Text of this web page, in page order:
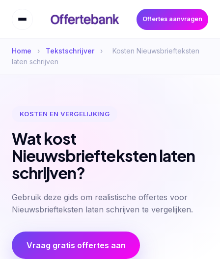
Offertes aanvragen
Home › Tekstschrijver ›
Kosten Nieuwsbriefteksten
laten schrijven
KOSTEN EN VERGELIJKING
Wat kost
Nieuwsbriefteksten laten
schrijven?
Gebruik deze gids om realistische offertes voor
Nieuwsbriefteksten laten schrijven te vergelijken.
Vraag gratis offertes aan